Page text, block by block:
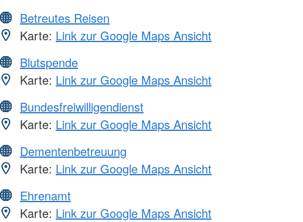
Betreutes Reisen
Karte: Link zur Google Maps Ansicht
Blutspende
Karte: Link zur Google Maps Ansicht
Bundesfreiwilligendienst
Karte: Link zur Google Maps Ansicht
Dementenbetreuung
Karte: Link zur Google Maps Ansicht
Ehrenamt
Karte: Link zur Google Maps Ansicht